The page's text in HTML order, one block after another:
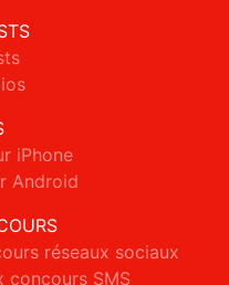
iPhone
Android
réseaux sociaux
concours SMS